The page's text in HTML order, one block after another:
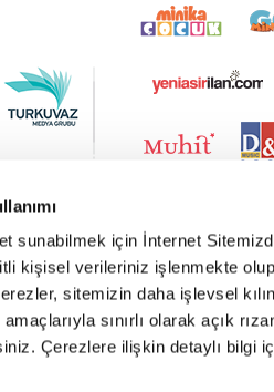
sunabilmek için İnternet
kişisel verileriniz işlenmekte
sitemizin daha işlevsel
sınırlı olarak açık
Çerezlere ilişkin detaylı bilgi